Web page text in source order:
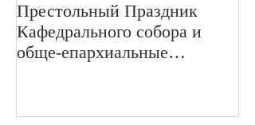
Престольный Праздник
Кафедрального собора и
обще-епархиальные